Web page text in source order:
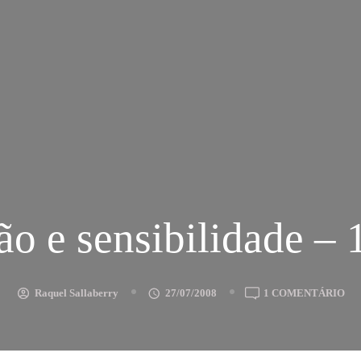
e sensibilidade –
Raquel Sallaberry 27/07/2008 1 COMENTÁRIOEM